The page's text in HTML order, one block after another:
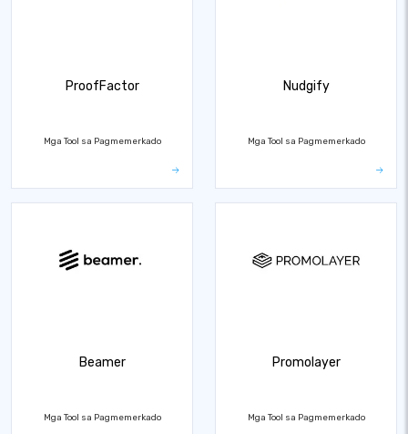
ProofFactor
Mga Tool sa Pagmemerkado
Nudgify
Mga Tool sa Pagmemerkado
Beamer
Mga Tool sa Pagmemerkado
Promolayer
Mga Tool sa Pagmemerkado